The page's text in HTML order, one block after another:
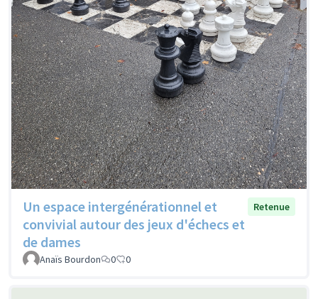
Un espace intergénérationnel et
convivial autour des jeux d'échecs et
de dames
Retenue
Anaïs Bourdon 0 0